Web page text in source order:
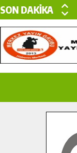
SON DAKİKA